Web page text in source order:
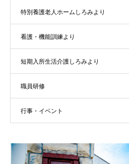
特別養護老人ホームしろみより
看護・機能訓練より
短期入所生活介護しろみより
職員研修
行事・イベント